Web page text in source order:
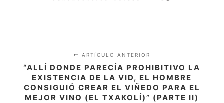
ARTÍCULO ANTERIOR
“ALLÍ DONDE PARECÍA PROHIBITIVO LA
EXISTENCIA DE LA VID, EL HOMBRE
CONSIGUIÓ CREAR EL VIÑEDO PARA EL
MEJOR VINO (EL TXAKOLÍ)” (PARTE II)